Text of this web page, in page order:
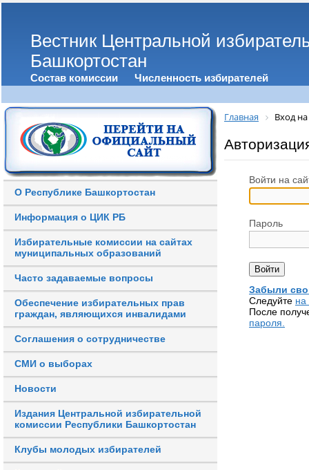
Вестник Центральной
Башкортостан
Состав комиссии Численность избирателей
О Республике Башкортостан
Информация о ЦИК РБ
Избирательные комиссии на сайтах
муниципальных образований
Часто задаваемые вопросы
Обеспечение избирательных прав
граждан, являющихся инвалидами
Соглашения о сотрудничестве
СМИ о выборах
Новости
Издания Центральной избирательной
комиссии Республики Башкортостан
Клубы молодых избирателей
Главная Вход на
Войти на
Пароль
Забыли
Следуйте на
После
пароля.